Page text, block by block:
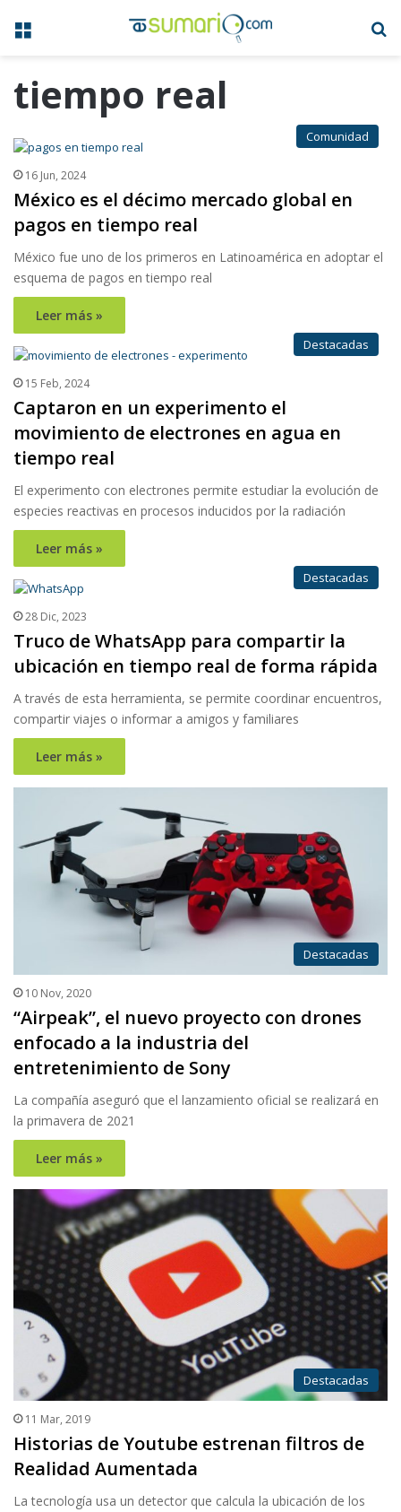
Menú
tiempo real
Comunidad
16 Jun, 2024
México es el décimo mercado global en
pagos en tiempo real
México fue uno de los primeros en Latinoamérica en adoptar el
esquema de pagos en tiempo real
Leer más »
Destacadas
15 Feb, 2024
Captaron en un experimento el
movimiento de electrones en agua en
tiempo real
El experimento con electrones permite estudiar la evolución de
especies reactivas en procesos inducidos por la radiación
Leer más »
Destacadas
28 Dic, 2023
Truco de WhatsApp para compartir la
ubicación en tiempo real de forma rápida
A través de esta herramienta, se permite coordinar encuentros,
compartir viajes o informar a amigos y familiares
Leer más »
Destacadas
10 Nov, 2020
“Airpeak”, el nuevo proyecto con drones
enfocado a la industria del
entretenimiento de Sony
La compañía aseguró que el lanzamiento oficial se realizará en
la primavera de 2021
Leer más »
Destacadas
11 Mar, 2019
Historias de Youtube estrenan filtros de
Realidad Aumentada
La tecnología usa un detector que calcula la ubicación de los